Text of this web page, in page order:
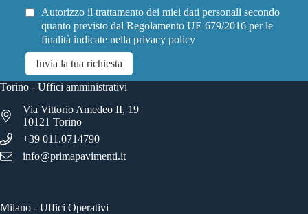
Autorizzo il trattamento dei miei dati personali secondo
quanto previsto dal Regolamento UE 679/2016 per le
finalità indicate nella privacy policy
Invia la tua richiesta
Torino - Uffici amministrativi
Via Vittorio Amedeo II, 19
10121 Torino
+39 011.0714790
info@primapavimenti.it
Milano - Uffici Operativi